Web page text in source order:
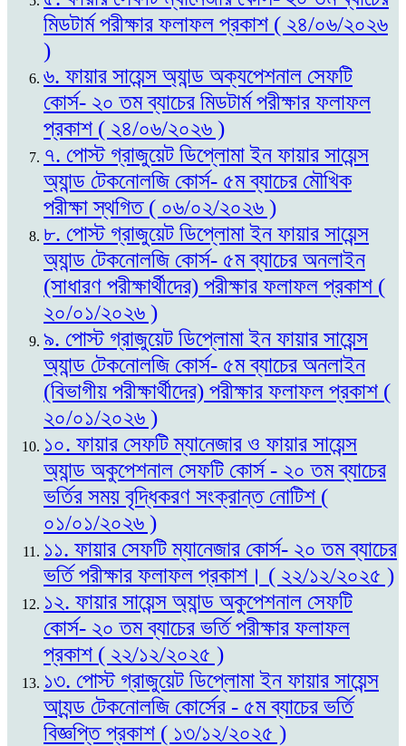
মিডটার্ম পরীক্ষার ফলাফল প্রকাশ ( ২৪/০৬/২০২৬
)
৬. ফায়ার সায়েন্স অ্যান্ড অক্যপেশনাল সেফটি
কোর্স- ২০ তম ব্যাচের মিডটার্ম পরীক্ষার ফলাফল
প্রকাশ ( ২৪/০৬/২০২৬ )
৭. পোস্ট গ্রাজুয়েট ডিপ্লোমা ইন ফায়ার সায়েন্স
অ্যান্ড টেকনোলজি কোর্স- ৫ম ব্যাচের মৌখিক
পরীক্ষা স্থগিত ( ০৬/০২/২০২৬ )
৮. পোস্ট গ্রাজুয়েট ডিপ্লোমা ইন ফায়ার সায়েন্স
অ্যান্ড টেকনোলজি কোর্স- ৫ম ব্যাচের অনলাইন
(সাধারণ পরীক্ষার্থীদের) পরীক্ষার ফলাফল প্রকাশ (
২০/০১/২০২৬ )
৯. পোস্ট গ্রাজুয়েট ডিপ্লোমা ইন ফায়ার সায়েন্স
অ্যান্ড টেকনোলজি কোর্স- ৫ম ব্যাচের অনলাইন
(বিভাগীয় পরীক্ষার্থীদের) পরীক্ষার ফলাফল প্রকাশ (
২০/০১/২০২৬ )
১০. ফায়ার সেফটি ম্যানেজার ও ফায়ার সায়েন্স
অ্যান্ড অকুপেশনাল সেফটি কোর্স - ২০ তম ব্যাচের
ভর্তির সময় বৃদ্ধিকরণ সংক্রান্ত নোটিশ (
০১/০১/২০২৬ )
১১. ফায়ার সেফটি ম্যানেজার কোর্স- ২০ তম ব্যাচের
ভর্তি পরীক্ষার ফলাফল প্রকাশ। ( ২২/১২/২০২৫ )
১২. ফায়ার সায়েন্স অ্যান্ড অকুপেশনাল সেফটি
কোর্স- ২০ তম ব্যাচের ভর্তি পরীক্ষার ফলাফল
প্রকাশ ( ২২/১২/২০২৫ )
১৩. পোস্ট গ্রাজুয়েট ডিপ্লোমা ইন ফায়ার সায়েন্স
আ্যন্ড টেকনোলজি কোর্সের - ৫ম ব্যাচের ভর্তি
বিজ্ঞপ্তি প্রকাশ ( ১৩/১২/২০২৫ )